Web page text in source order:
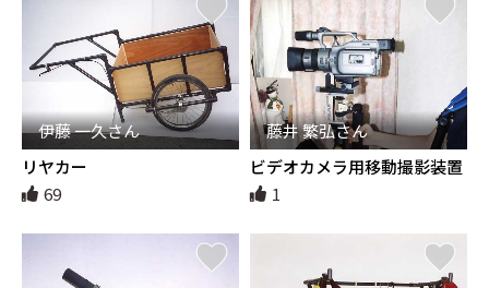
伊藤 一久さん
リヤカー
69
藤井 繁弘さん
ビデオカメラ用移動撮影装置
1